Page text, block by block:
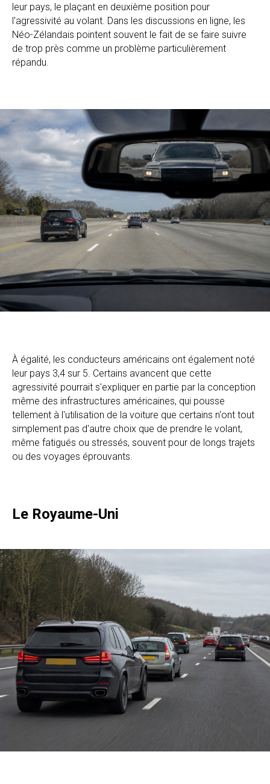
leur pays, le plaçant en deuxième position pour
l'agressivité au volant. Dans les discussions en ligne, les
Néo-Zélandais pointent souvent le fait de se faire suivre
de trop près comme un problème particulièrement
répandu.
À égalité, les conducteurs américains ont également noté
leur pays 3,4 sur 5. Certains avancent que cette
agressivité pourrait s'expliquer en partie par la conception
même des infrastructures américaines, qui pousse
tellement à l'utilisation de la voiture que certains n'ont tout
simplement pas d'autre choix que de prendre le volant,
même fatigués ou stressés, souvent pour de longs trajets
ou des voyages éprouvants.
Le Royaume-Uni